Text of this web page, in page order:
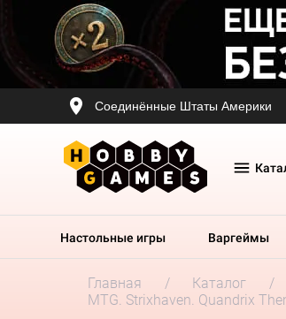
Соединённые Штаты Америки
Настольные игры Варгеймы
Главная Каталог
MTG. Strixhaven. Quandrix